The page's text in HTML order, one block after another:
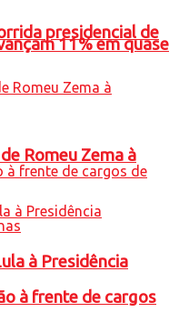
11% em quase
à frente de cargos
presidencial de
Romeu Zema à
à Presidência